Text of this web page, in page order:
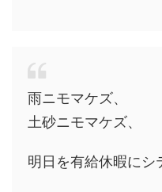
雨ニモマケズ、
土砂ニモマケズ、
明日を有給休暇にシ